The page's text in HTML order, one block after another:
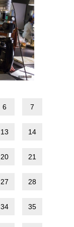
6 7
13 14
20 21
27 28
34 35